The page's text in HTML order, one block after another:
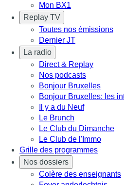
Mon BX1
Replay TV
Toutes nos émissions
Dernier JT
La radio
Direct & Replay
Nos podcasts
Bonjour Bruxelles
Bonjour Bruxelles: les
Il y a du Neuf
Le Brunch
Le Club du Dimanche
Le Club de l'Immo
Grille des programmes
Nos dossiers
Colère des enseignants